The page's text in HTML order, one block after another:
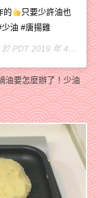
的
只要少許油也
油 #唐揚雞
於 PDT 2019 年 4月 月 16 日 上午 6:49
油要怎麼辦了！少油